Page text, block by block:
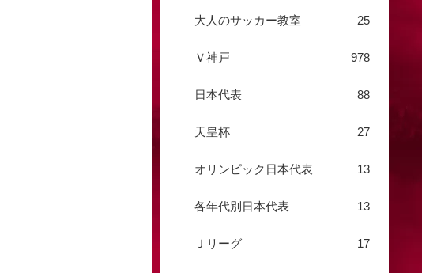
大人のサッカー教室 25
Ｖ神戸 978
日本代表 88
天皇杯 27
オリンピック日本代表 13
各年代別日本代表 13
Ｊリーグ 17